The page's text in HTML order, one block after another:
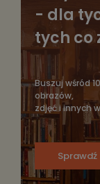
- dla
tych co
Buszuj wśród
obrazów,
zdjęć i innych
Sprawdź